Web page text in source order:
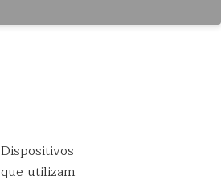
Dispositivos
que utilizam